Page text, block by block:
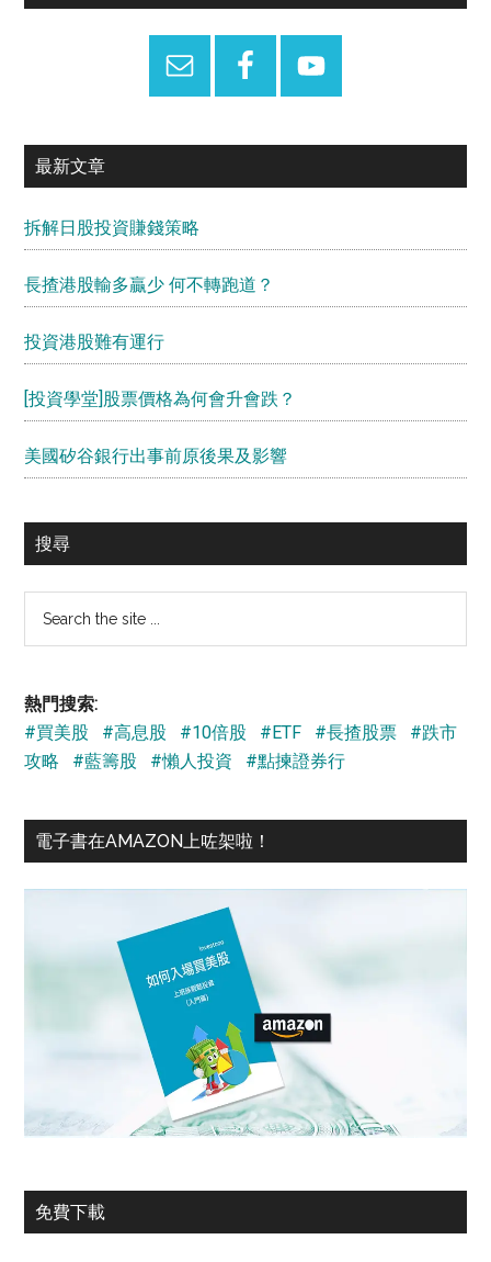
最新文章
拆解日股投資賺錢策略
長揸港股輸多贏少 何不轉跑道？
投資港股難有運行
[投資學堂]股票價格為何會升會跌？
美國矽谷銀行出事前原後果及影響
搜尋
...
熱門搜索:
#買美股
#高息股 #10倍股 #ETF #長揸股票
#跌市
攻略
#藍籌股 #懶人投資 #點揀證券行
電子書在AMAZON上咗架啦！
免費下載